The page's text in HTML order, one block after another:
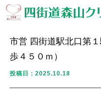
市営 四街道駅北口第
歩４５０ｍ）
投稿日：2025.10.18